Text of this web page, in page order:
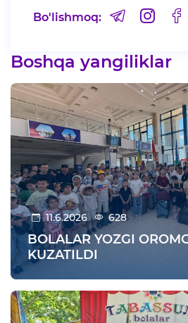
Bo'lishmoq:
Boshqa yangiliklar
11.6.2026 628
BOLALAR YOZGI
KUZATILDI